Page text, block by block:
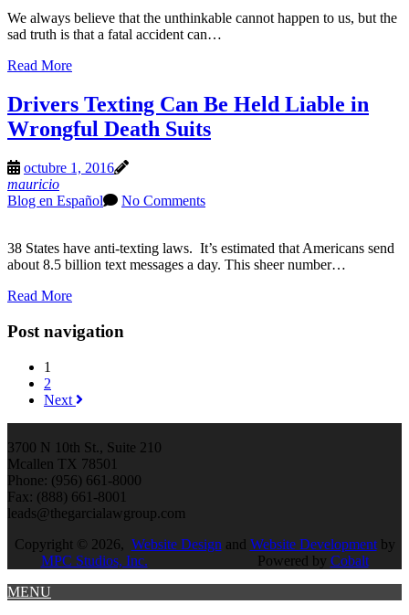
We always believe that the unthinkable cannot happen to us, but the
sad truth is that a fatal accident can…
Read More
Drivers Texting Can Be Held Liable in
Wrongful Death Suits
octubre 1, 2016
mauricio
Blog en Español
No Comments
38 States have anti-texting laws. It’s estimated that Americans send
about 8.5 billion text messages a day. This sheer number…
Read More
Post navigation
1
2
Next
3700 N 10th St., Suite 210
Mcallen TX 78501
Phone: (956) 661-8000
Fax: (888) 661-8001
leads@thegarcialawgroup.com
Copyright © 2026, Website Design and Website Developmentby
MPC Studios, Inc. Powered by Cobalt
MENU